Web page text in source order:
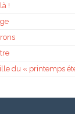
!
du « printemps